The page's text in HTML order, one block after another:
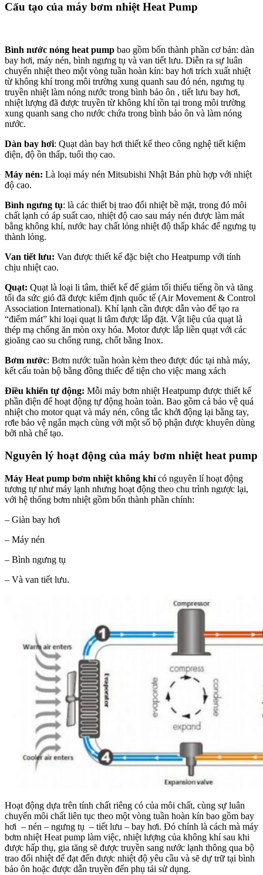
Cấu tạo của máy bơm nhiệt Heat Pump
Bình nước nóng heat pump bao gồm bốn thành phần cơ bản: dàn
bay hơi, máy nén, bình ngưng tụ và van tiết lưu. Diễn ra sự luân
chuyển nhiệt theo một vòng tuần hoàn kín: bay hơi trích xuất nhiệt
từ không khí trong môi trường xung quanh sau đó nén, ngưng tụ
truyền nhiệt làm nóng nước trong bình bảo ôn , tiết lưu bay hơi,
nhiệt lượng đã được truyền từ không khí tồn tại trong môi trường
xung quanh sang cho nước chứa trong bình bảo ôn và làm nóng
nước.
Dàn bay hơi: Quạt dàn bay hơi thiết kế theo công nghệ tiết kiệm
điện, độ ồn thấp, tuổi thọ cao.
Máy nén: Là loại máy nén Mitsubishi Nhật Bản phù hợp với nhiệt
độ cao.
Bình ngưng tụ: là các thiết bị trao đổi nhiệt bề mặt, trong đó môi
chất lạnh có áp suất cao, nhiệt độ cao sau máy nén được làm mát
bằng không khí, nước hay chất lỏng nhiệt độ thấp khác để ngưng tụ
thành lỏng.
Van tiết lưu: Van được thiết kế đặc biệt cho Heatpump với tính
chịu nhiệt cao.
Quạt: Quạt là loại li tâm, thiết kế để giảm tối thiểu tiếng ồn và tăng
tối đa sức gió đã được kiểm định quốc tế (Air Movement & Control
Association International). Khí lạnh cần được dẫn vào để tạo ra
“điểm mát” khi loại quạt li tâm được lắp đặt. Vật liệu của quạt là
thép mạ chống ăn mòn oxy hóa. Motor được lắp liền quạt với các
gioăng cao su chống rung, chốt bằng Inox.
Bơm nước: Bơm nước tuần hoàn kèm theo được đúc tại nhà máy,
kết cấu toàn bộ bằng đồng thiếc để tiện cho việc mang xách
Điều khiển tự động: Mỗi máy bơm nhiệt Heatpump được thiết kế
phần điện để hoạt động tự động hoàn toàn. Bao gồm cả bảo vệ quá
nhiệt cho motor quạt và máy nén, công tắc khởi động lại bằng tay,
rơle bảo vệ ngắn mạch cùng với một số bộ phận được khuyên dùng
bởi nhà chế tạo.
Nguyên lý hoạt động của máy bơm nhiệt heat pump
Máy Heat pump bơm nhiệt không khícó nguyên lí hoạt động
tương tự như máy lạnh nhưng hoạt động theo chu trình ngược lại,
với hệ thống bơm nhiệt gồm bốn thành phần chính:
– Giàn bay hơi
– Máy nén
– Bình ngưng tụ
– Và van tiết lưu.
Hoạt động dựa trên tính chất riêng có của môi chất, cùng sự luân
chuyển môi chất liên tục theo một vòng tuần hoàn kín bao gồm bay
hơi – nén – ngưng tụ – tiết lưu – bay hơi. Đó chính là cách mà máy
bơm nhiệt Heat pump làm việc, nhiệt lượng của không khí sau khi
được hấp thụ, gia tăng sẽ được truyền sang nước lạnh thông qua bộ
trao đổi nhiệt để đạt đến được nhiệt độ yêu cầu và sẽ dự trữ tại bình
bảo ôn hoặc được dẫn truyền đến phụ tải sử dụng.